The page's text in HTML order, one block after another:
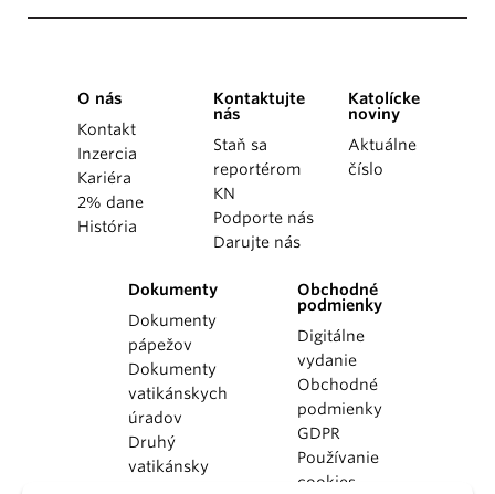
O nás
Kontakt
Inzercia
Kariéra
2% dane
História
Kontaktujte
nás
Staň sa
reportérom
KN
Podporte nás
Darujte nás
Katolícke
noviny
Aktuálne
číslo
Dokumenty
Dokumenty
pápežov
Dokumenty
vatikánskych
úradov
Druhý
vatikánsky
Obchodné
podmienky
Digitálne
vydanie
Obchodné
podmienky
GDPR
Používanie
cookies